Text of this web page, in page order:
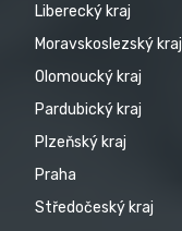
Liberecký kraj
Moravskoslezský kraj
Olomoucký kraj
Pardubický kraj
Plzeňský kraj
Praha
Středočeský kraj